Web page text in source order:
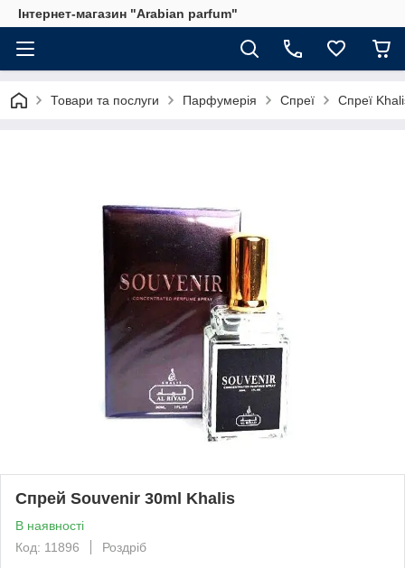
Інтернет-магазин "Arabian parfum"
Товари та послуги Парфумерія Спреї Спреї
Спрей Souvenir 30ml Khalis
В наявності
Код: 11896
Роздріб